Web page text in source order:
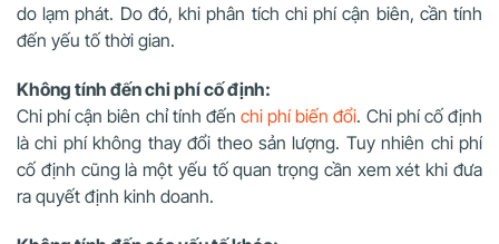
do lạm phát. Do đó, khi phân tích chi phí cận biên, cần tính
đến yếu tố thời gian.
Không tính đến chi phí cố định:
Chi phí cận biên chỉ tính đến chi phí biến đổi. Chi phí cố định
là chi phí không thay đổi theo sản lượng. Tuy nhiên chi phí
cố định cũng là một yếu tố quan trọng cần xem xét khi đưa
ra quyết định kinh doanh.